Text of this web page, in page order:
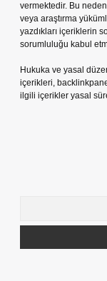
vermektedir. Bu
veya araştırma
yazdıkları içeriklerin
sorumluluğu kabul
Hukuka ve yasal
içerikleri,
ilgili içerikler yasal